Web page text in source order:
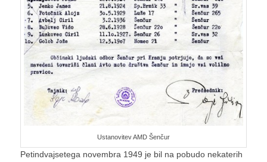
Ustanovitev AMD Šenčur
Petindvajsetega novembra 1949 je bil na pobudo nekaterih